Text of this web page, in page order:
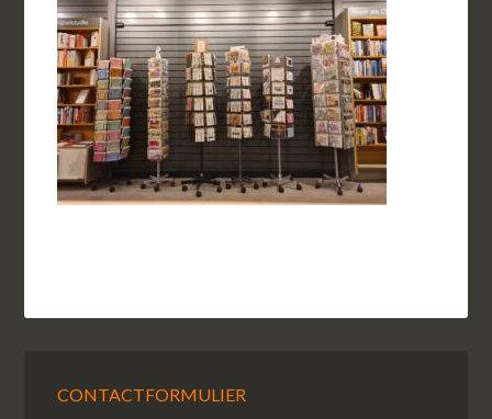
CONTACTFORMULIER